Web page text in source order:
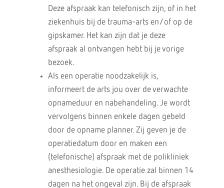
Deze afspraak kan telefonisch zijn, of in het
ziekenhuis bij de trauma-arts en/of op de
gipskamer. Het kan zijn dat je deze
afspraak al ontvangen hebt bij je vorige
bezoek.
Als een operatie noodzakelijk is,
informeert de arts jou over de verwachte
opnameduur en nabehandeling. Je wordt
vervolgens binnen enkele dagen gebeld
door de opname planner. Zij geven je de
operatiedatum door en maken een
(telefonische) afspraak met de polikliniek
anesthesiologie. De operatie zal binnen 14
dagen na het ongeval zijn. Bij de afspraak